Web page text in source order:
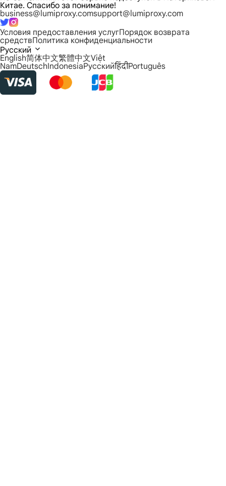
Китае. Спасибо за понимание!
business@lumiproxy.comsupport@lumiproxy.com
Условия предоставления услугПорядок возврата
средствПолитика конфиденциальности
Русский
English简体中文繁體中文Việt
NamDeutschIndonesiaРусскийहिंदीPortuguês